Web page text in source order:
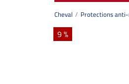
Cheval Protections
9 %